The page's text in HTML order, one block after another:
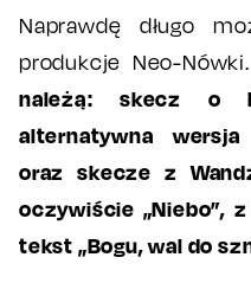
Naprawdę długo
produkcje Neo-Nówki.
należą: skecz o
alternatywna wersja
oraz skecze z
oczywiście „Niebo”,
tekst „Bogu, wal do